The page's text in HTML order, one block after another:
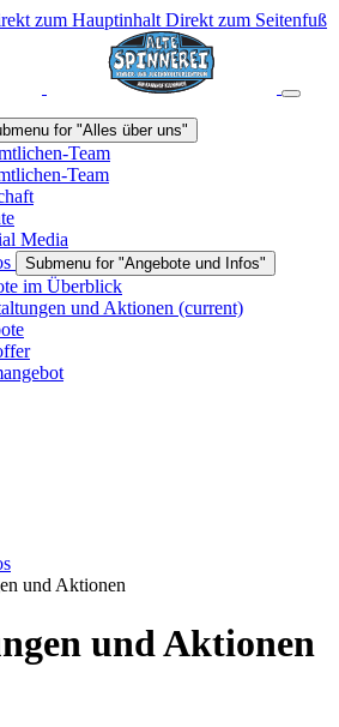
zum Hauptinhalt Direkt zum Seitenfuß
for "Alles über uns"
Team
Team
Media
Submenu for "Angebote und Infos"
im Überblick
und Aktionen (current)
und Aktionen
und Aktionen